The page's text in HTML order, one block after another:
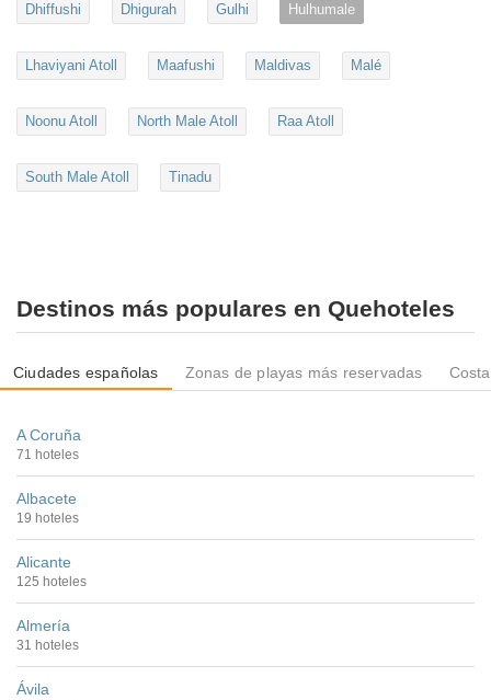
Dhiffushi Dhigurah Gulhi Hulhumale
Lhaviyani Atoll Maafushi Maldivas Malé
Noonu Atoll North Male Atoll Raa Atoll
South Male Atoll Tinadu
Destinos más populares en Quehoteles
Ciudades españolas Zonas de playas más reservadas
A Coruña
71 hoteles
Albacete
19 hoteles
Alicante
125 hoteles
Almería
31 hoteles
Ávila